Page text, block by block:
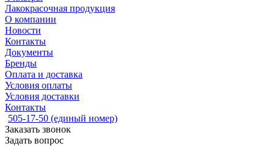
Лакокрасочная продукция
О компании
Новости
Контакты
Документы
Бренды
Оплата и доставка
Условия оплаты
Условия доставки
Контакты
505-17-50 (единый номер)
Заказать звонок
Задать вопрос